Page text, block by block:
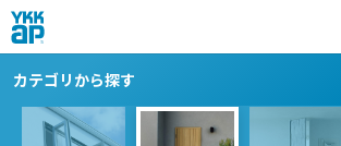
カテゴリから探す
カテゴリから探す